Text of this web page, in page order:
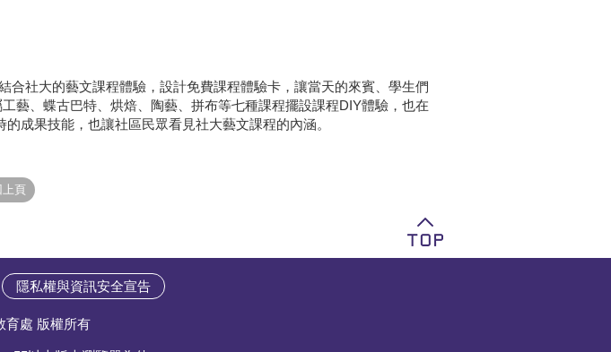
合社大的藝文課程體驗，設計免費課程體驗卡，讓當天的來賓、學生們
藝、蝶古巴特、烘焙、陶藝、拼布等七種課程擺設課程DIY體驗，也在
成果技能，也讓社區民眾看見社大藝文課程的內涵。
隱私權與資訊安全宣告
育處 版權所有